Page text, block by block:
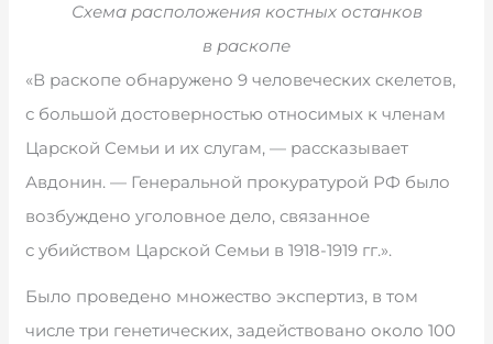
Схема расположения костных останков
в раскопе
«В раскопе обнаружено 9 человеческих скелетов,
с большой достоверностью относимых к членам
Царской Семьи и их слугам, — рассказывает
Авдонин. — Генеральной прокуратурой РФ было
возбуждено уголовное дело, связанное
с убийством Царской Семьи в 1918-1919 гг.».
Было проведено множество экспертиз, в том
числе три генетических, задействовано около 100